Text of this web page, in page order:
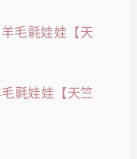
氈娃娃【天竺